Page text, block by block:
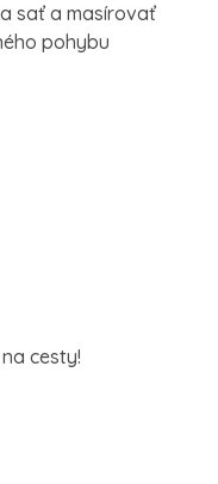
sať a masírovať
pohybu
cesty!